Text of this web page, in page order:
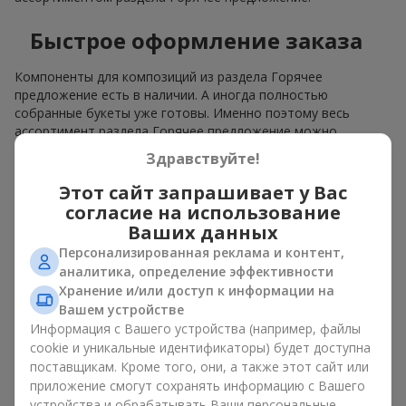
Быстрое оформление заказа
Компоненты для композиций из раздела Горячее
предложение есть в наличии. А иногда полностью
собранные букеты уже готовы. Именно поэтому весь
ассортимент раздела Горячее предложение можно
заказать мгновенно и получить заказ почти моментально.
Вы выбираете, оплачиваете — и получаете быструю
доставку.
Расширенный выбор
Горячее предложение обычно включает большое
разнообразие авторских работ. Здесь можно найти
стильные флорариумы, сезонные аранжировки,
тематические наборы для праздников и событий. Цены
разные. В каталоге Горячее предложение обычно
представлены букеты и за700 грн, и за1000 грн, и1500 грн
и дажедороже.
Здравствуйте!
Этот сайт запрашивает у Вас
согласие на использование
Ваших данных
Персонализированная реклама и контент,
аналитика, определение эффективности
Хранение и/или доступ к информации на
Вашем устройстве
Информация с Вашего устройства (например, файлы
cookie и уникальные идентификаторы) будет доступна
поставщикам. Кроме того, они, а также этот сайт или
приложение смогут сохранять информацию с Вашего